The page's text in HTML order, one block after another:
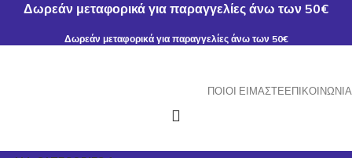
Δωρεάν μεταφορικά για παραγγελίες άνω των 50€
Δωρεάν μεταφορικά για παραγγελίες άνω των 50€
ΠΟΙΟΙ ΕΊΜΑΣΤΕΕΠΙΚΟΙΝΩΝΊΑ